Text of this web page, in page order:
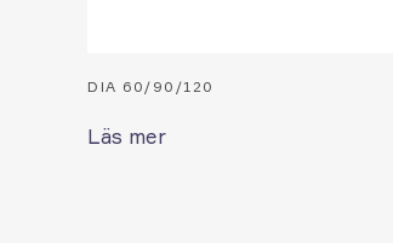
DIA 60/90/120
Läs mer